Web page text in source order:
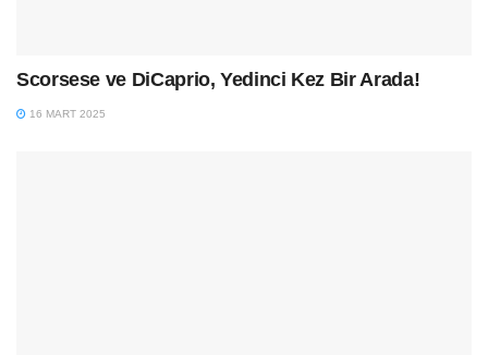
Scorsese ve DiCaprio, Yedinci Kez Bir Arada!
16 MART 2025